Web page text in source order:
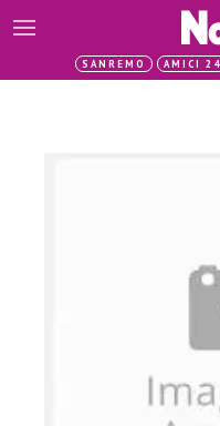
SANREMO AMICI 24